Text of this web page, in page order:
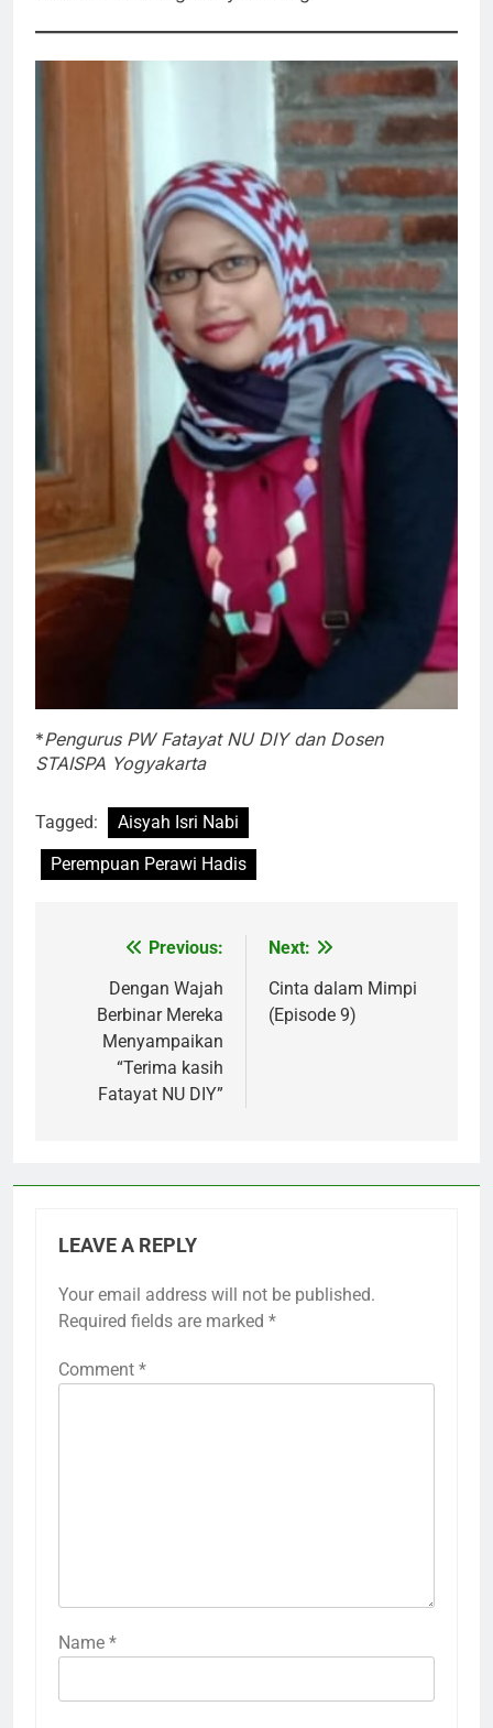
*Pengurus PW Fatayat NU DIY dan Dosen
STAISPA Yogyakarta
Tagged:
Aisyah Isri Nabi
Perempuan Perawi Hadis
navigation
Previous:
Dengan Wajah
Berbinar Mereka
Menyampaikan
“Terima kasih
Fatayat NU DIY”
Next:
Cinta dalam Mimpi
(Episode 9)
LEAVE A REPLY
Your email address will not be published.
Required fields are marked *
Comment *
Name *